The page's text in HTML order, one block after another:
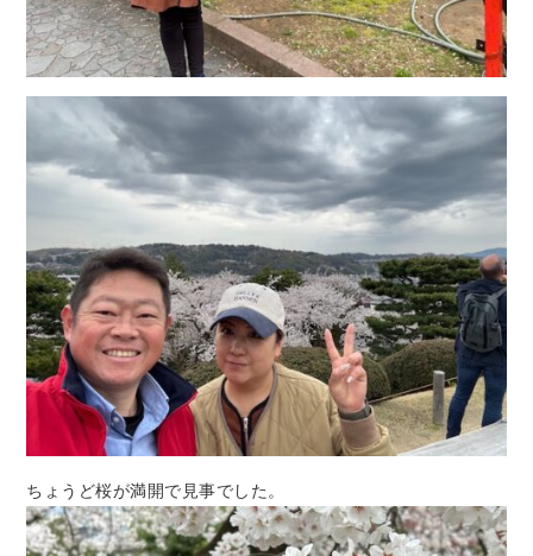
ちょうど桜が満開で見事でした。